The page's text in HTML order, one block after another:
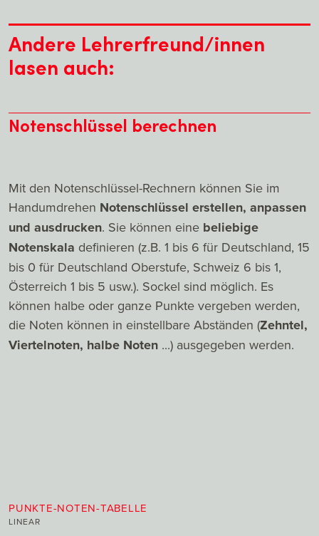
Andere Lehrerfreund/innen
lasen auch:
Notenschlüssel berechnen
Mit den Notenschlüssel-Rechnern können Sie im
Handumdrehen Notenschlüssel erstellen, anpassen
und ausdrucken. Sie können eine beliebige
Notenskala definieren (z.B. 1 bis 6 für Deutschland, 15
bis 0 für Deutschland Oberstufe, Schweiz 6 bis 1,
Österreich 1 bis 5 usw.). Sockel sind möglich. Es
können halbe oder ganze Punkte vergeben werden,
die Noten können in einstellbare Abständen (Zehntel,
Viertelnoten, halbe Noten ...) ausgegeben werden.
PUNKTE-NOTEN-TABELLE
LINEAR